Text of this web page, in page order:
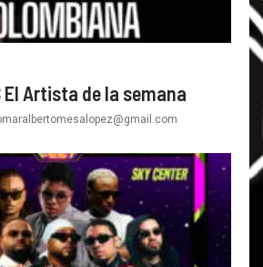
El Artista de la semana